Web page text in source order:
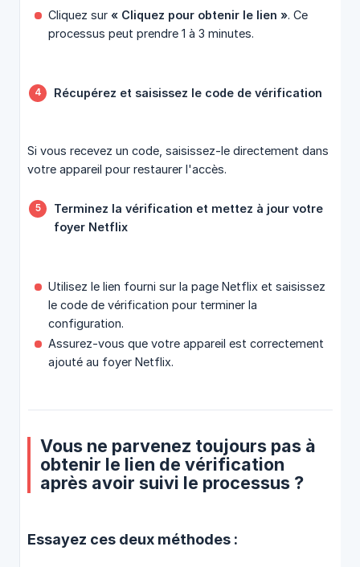
Cliquez sur « Cliquez pour obtenir le lien ». Ce
processus peut prendre 1 à 3 minutes.
Récupérez et saisissez le code de vérification
Si vous recevez un code, saisissez-le directement dans
votre appareil pour restaurer l'accès.
Terminez la vérification et mettez à jour votre
foyer Netflix
Utilisez le lien fourni sur la page Netflix et saisissez
le code de vérification pour terminer la
configuration.
Assurez-vous que votre appareil est correctement
ajouté au foyer Netflix.
Vous ne parvenez toujours pas à
obtenir le lien de vérification
après avoir suivi le processus ?
Essayez ces deux méthodes :